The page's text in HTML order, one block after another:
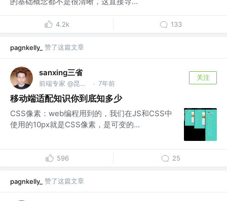
4.2k 133
pagnkelly_ 赞了这篇文章
sanxing三省
前端专家 @昆仑万维 · 7年前
关注
移动端适配知识你到底知多少
CSS像素：web编程用到的，我们在JS和CSS中
使用的10px就是CSS像素，是可变的...
596 25
pagnkelly_ 赞了这篇文章